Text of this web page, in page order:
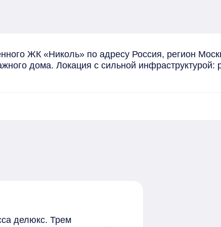
ЖК «Николь» по адресу Россия, регион
дома. Локация с сильной
делюкс. Трем